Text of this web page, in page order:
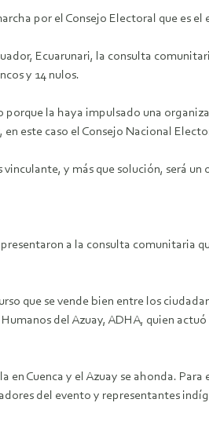
por el Consejo Electoral que es
Ecuarunari, la consulta
y 14 nulos.
porque la haya impulsado una
este caso el Consejo Nacional
y más que solución, será un
a la consulta comunitaria
que se vende bien entre los
del Azuay, ADHA, quien
en Cuenca y el Azuay se ahonda.
del evento y representantes